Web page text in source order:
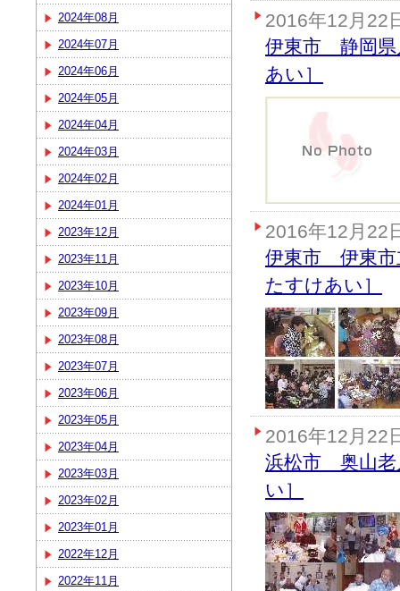
2024年08月
2024年07月
2024年06月
2024年05月
2024年04月
2024年03月
2024年02月
2024年01月
2023年12月
2023年11月
2023年10月
2023年09月
2023年08月
2023年07月
2023年06月
2023年05月
2023年04月
2023年03月
2023年02月
2023年01月
2022年12月
2022年11月
2016年12月22
伊東市 静岡県
あい］
2016年12月22
伊東市 伊東市
たすけあい］
2016年12月22
浜松市 奥山老
い］